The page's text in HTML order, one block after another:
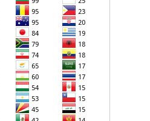
ԱՆՕՐԻՆԱԿԱՆ
ՇՆՈՐՀԱՎՈՐԵԼ Է ԻՐ
ՄՈՀԱՄՄԵԴ ՄՈՒԻԶԱՅԻՆ.
ԵՎ ՄԱԼԴԻՎՆԵՐԻ
ԴԻՆԱՄԻԿ